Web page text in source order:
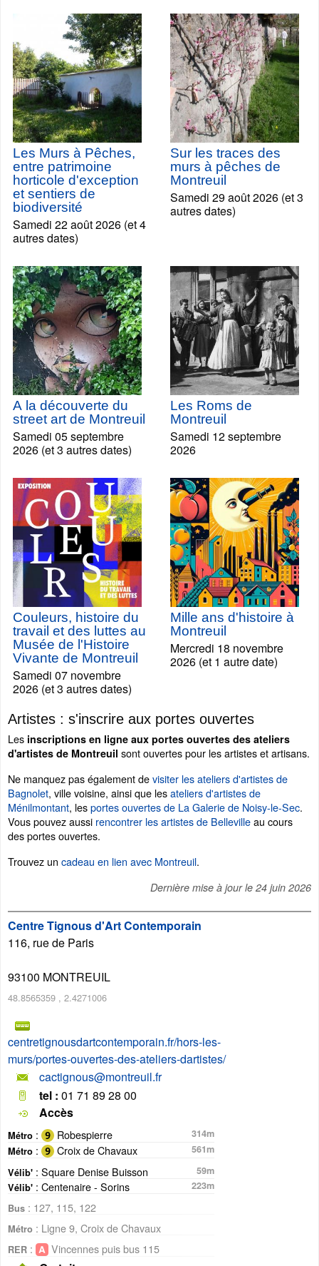
Les Murs à Pêches,
entre patrimoine
horticole d'exception
et sentiers de
biodiversité
Samedi 22 août 2026 (et 4
autres dates)
Sur les traces des
murs à pêches de
Montreuil
Samedi 29 août 2026 (et 3
autres dates)
A la découverte du
street art de Montreuil
Samedi 05 septembre
2026 (et 3 autres dates)
Les Roms de
Montreuil
Samedi 12 septembre
2026
Couleurs, histoire du
travail et des luttes au
Musée de l'Histoire
Vivante de Montreuil
Samedi 07 novembre
2026 (et 3 autres dates)
Mille ans d'histoire à
Montreuil
Mercredi 18 novembre
2026 (et 1 autre date)
Artistes : s'inscrire aux portes ouvertes
Les inscriptions en ligne aux portes ouvertes des ateliers
d'artistes de Montreuil sont ouvertes pour les artistes et artisans.
Ne manquez pas également devisiter les ateliers d'artistes de
Bagnolet, ville voisine, ainsi que lesateliers d'artistes de
Ménilmontant, lesportes ouvertes de La Galerie de Noisy-le-Sec.
Vous pouvez aussi rencontrer les artistes de Bellevilleau cours
des portes ouvertes.
Trouvez un cadeau en lien avec Montreuil.
Dernière mise à jour le 24 juin 2026
Centre Tignous d'Art Contemporain
116, rue de Paris
93100 MONTREUIL
48.8565359 , 2.4271006
centretignousdartcontemporain.fr/hors-les-
murs/portes-ouvertes-des-ateliers-dartistes/
cactignous@montreuil.fr
tel : 01 71 89 28 00
Accès
Métro : Robespierre
314m
Métro : Croix de Chavaux
561m
Vélib' : Square Denise Buisson
59m
Vélib' : Centenaire - Sorins
223m
Bus : 127, 115, 122
Métro : Ligne 9, Croix de Chavaux
RER : Vincennes puis bus 115